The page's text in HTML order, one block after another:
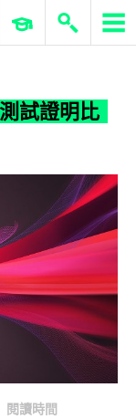
ERP 與商業 AI
試證明比
閱讀時間